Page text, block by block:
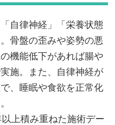
自律神経」「栄養状態
骨盤の歪みや姿勢の悪
機能低下があれば腸や
施。また、自律神経が
、睡眠や食欲を正常化
上積み重ねた施術デー